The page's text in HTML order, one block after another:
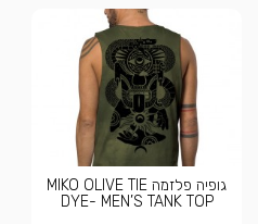
גופיה פלזמה MIKO OLIVE TIE
DYE- MEN’S TANK TOP